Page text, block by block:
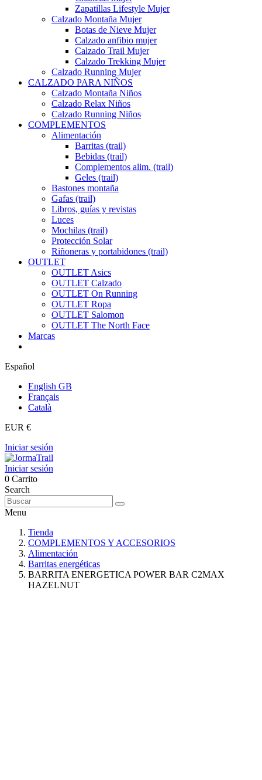
Zapatillas Lifestyle Mujer
Calzado Montaña Mujer
Botas de Nieve Mujer
Calzado anfibio mujer
Calzado Trail Mujer
Calzado Trekking Mujer
Calzado Running Mujer
CALZADO PARA NIÑOS
Calzado Montaña Niños
Calzado Relax Niños
Calzado Running Niños
COMPLEMENTOS
Alimentación
Barritas (trail)
Bebidas (trail)
Complementos alim. (trail)
Geles (trail)
Bastones montaña
Gafas (trail)
Libros, guías y revistas
Luces
Mochilas (trail)
Protección Solar
Riñoneras y portabidones (trail)
OUTLET
OUTLET Asics
OUTLET Calzado
OUTLET On Running
OUTLET Ropa
OUTLET Salomon
OUTLET The North Face
Marcas
Español
English GB
Français
Català
EUR €
Iniciar sesión
Iniciar sesión
0 Carrito
Search
Menu
Tienda
COMPLEMENTOS Y ACCESORIOS
Alimentación
Barritas energéticas
BARRITA ENERGETICA POWER BAR C2MAX
HAZELNUT